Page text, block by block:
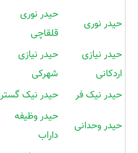
حیدر نوری
حیدر نوری
قلقاچی
حیدر نیازی
اردکانی
حیدر نیازی
شهرکی
حیدر نیک فر حیدر نیک گستر
حیدر وحدانی
حیدر وظیفه
داراب